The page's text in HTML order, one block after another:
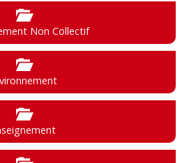
Non Collectif